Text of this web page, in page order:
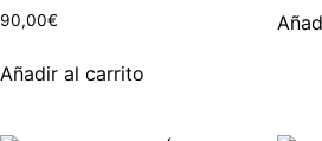
90,00€
Añadir al carrito